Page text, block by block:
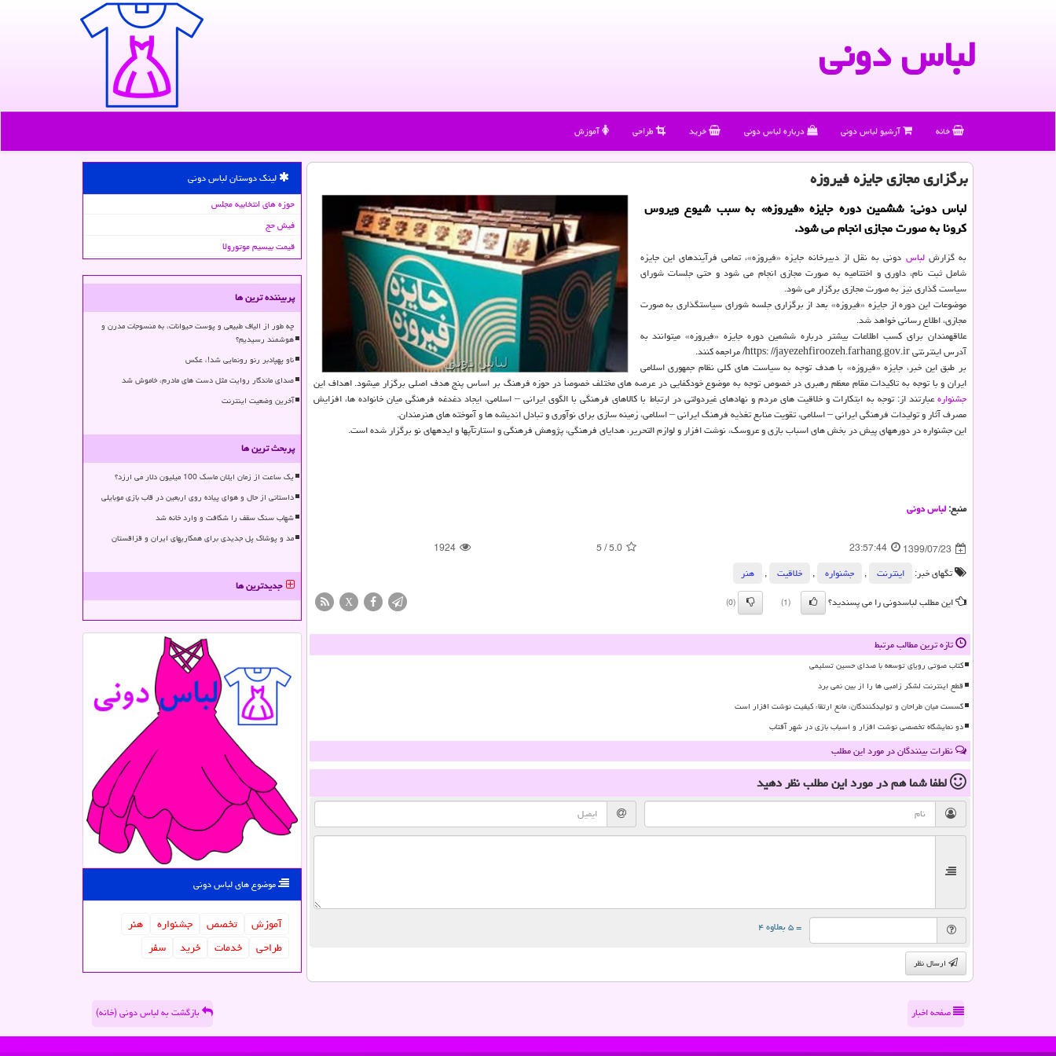
لباس دونی
خانه آرشیو لباس دونی درباره لباس دونی خرید طراحی آموزش
برگزاری مجازی جایزه فیروزه
لباس دونی: ششمین دوره جایزه «فیروزه» به سبب شیوع ویروس
كرونا به صورت مجازی انجام می شود.
به گزارشلباس دونی به نقل از دبیرخانه جایزه «فیروزه»، تمامی فرآیندهای این جایزه
شامل ثبت نام، داوری و اختتامیه به صورت مجازی انجام می شود و حتی جلسات شورای
سیاست گذاری نیز به صورت مجازی برگزار می شود.
موضوعات این دوره از جایزه «فیروزه» بعد از برگزاری جلسه شورای سیاست‎گذاری به صورت
مجازی، اطلاع رسانی خواهد شد.
علاقه‎مندان برای کسب اطلاعات بیشتر درباره ششمین دوره جایزه «فیروزه» می‎توانند به
آدرس اینترنتی https: //jayezehfiroozeh.farhang.gov.ir/ مراجعه کنند.
بر طبق این خبر، جایزه «فیروزه» با هدف توجه به سیاست های کلی نظام جمهوری اسلامی
ایران و با توجه به تاکیدات مقام معظم رهبری در خصوص توجه به موضوع خودکفایی در عرصه های مختلف خصوصاً در حوزه فرهنگ بر اساس پنج هدف اصلی برگزار می‎شود. اهداف این
جشنوارهعبارتند از: توجه به ابتکارات و خلاقیت های مردم و نهادهای غیردولتی در ارتباط با کالاهای فرهنگی با الگوی ایرانی – اسلامی، ایجاد دغدغه فرهنگی میان خانواده ها، افزایش
مصرف آثار و تولیدات فرهنگی ایرانی – اسلامی، تقویت منابع تغذیه فرهنگ ایرانی – اسلامی، زمینه سازی برای نوآوری و تبادل اندیشه ها و آموخته های هنرمندان.
این جشنواره در دوره‎های پیش در بخش های اسباب بازی و عروسک، نوشت افزار و لوازم التحریر، هدایای فرهنگی، پژوهش فرهنگی و استارت‎آپ‎ها و ایده‎های نو برگزار شده است.
منبع:لباس دونی
1399/07/23
23:57:44
5.0
/
5
1924
تگهای خبر:
اینترنت , جشنواره , خلاقیت ,
هنر
این مطلب لباسدونی را می پسندید؟
(1)
(0)
X
تازه ترین مطالب مرتبط
کتاب صوتی رویای توسعه با صدای حسین تسلیمی
قطع اینترنت لشکر زامبی ها را از بین نمی برد
گسست میان طراحان و تولیدکنندگان، مانع ارتقاء کیفیت نوشت افزار است
دو نمایشگاه تخصصی نوشت افزار و اسباب بازی در شهر آفتاب
نظرات بینندگان در مورد این مطلب
لطفا شما همدر مورد این مطلبنظر دهید
= ۵ بعلاوه ۴
ارسال نظر
لینک دوستان لباس دونی
حوزه های انتخابیه مجلس
فیش حج
قیمت بیسیم موتورولا
پربیننده ترین ها
چه طور از الیاف طبیعی و پوست حیوانات، به منسوجات مدرن و
هوشمند رسیدیم؟
ناو پهپادبر رنو رونمایی شد!، عکس
صدای ماندگار روایت مثل دست های مادرم، خاموش شد
آخرین وضعیت اینترنت
پربحث ترین ها
یک ساعت از زمان ایلان ماسک 100 میلیون دلار می ارزد؟
داستانی از حال و هوای پیاده روی اربعین در قاب بازی موبایلی
شهاب سنگ سقف را شکافت و وارد خانه شد
مد و پوشاک پل جدیدی برای همکاریهای ایران و قزاقستان
جدیدترین ها
موضوع های لباس دونی
آموزش تخصص جشنواره
هنر
طراحی
خدمات خرید سفر
صفحه اخبار بازگشت به لباس دونی (خانه)